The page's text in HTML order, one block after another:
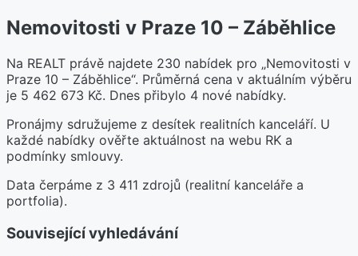
Nemovitosti v Praze 10 – Záběhlice
Na REALT právě najdete 230 nabídek pro „Nemovitosti v
Praze 10 – Záběhlice“. Průměrná cena v aktuálním výběru
je 5 462 673 Kč. Dnes přibylo 4 nové nabídky.
Pronájmy sdružujeme z desítek realitních kanceláří. U
každé nabídky ověřte aktuálnost na webu RK a
podmínky smlouvy.
Data čerpáme z 3 411 zdrojů (realitní kanceláře a
portfolia).
Související vyhledávání